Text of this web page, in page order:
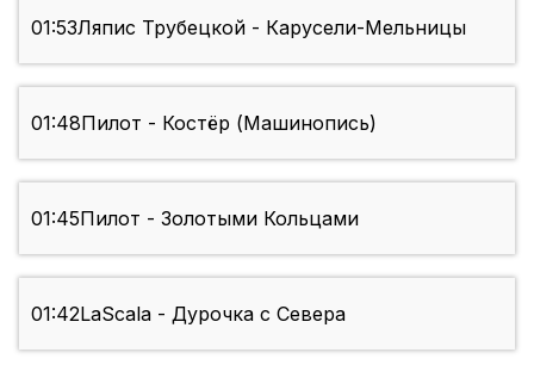
01:53Ляпис Трубецкой - Карусели-Мельницы
01:48Пилот - Костёр (Машинопись)
01:45Пилот - Золотыми Кольцами
01:42LaScala - Дурочка с Севера